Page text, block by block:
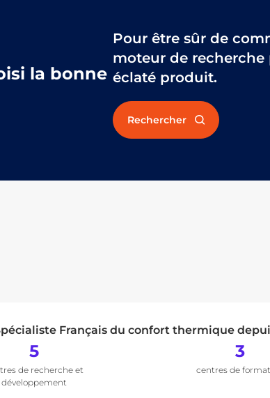
la bonne
Pour être sûr de
moteur de
éclaté produit.
Rechercher
Français du confort thermique
5
de recherche et
développement
3
centres de